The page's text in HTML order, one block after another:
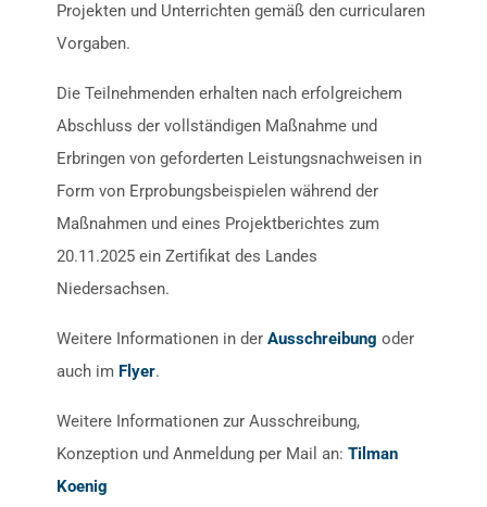
Projekten und Unterrichten gemäß den curricularen
Vorgaben.
Die Teilnehmenden erhalten nach erfolgreichem
Abschluss der vollständigen Maßnahme und
Erbringen von geforderten Leistungsnachweisen in
Form von Erprobungsbeispielen während der
Maßnahmen und eines Projektberichtes zum
20.11.2025 ein Zertifikat des Landes
Niedersachsen.
Weitere Informationen in derAusschreibung oder
auch im Flyer.
Weitere Informationen zur Ausschreibung,
Konzeption und Anmeldung per Mail an:Tilman
Koenig